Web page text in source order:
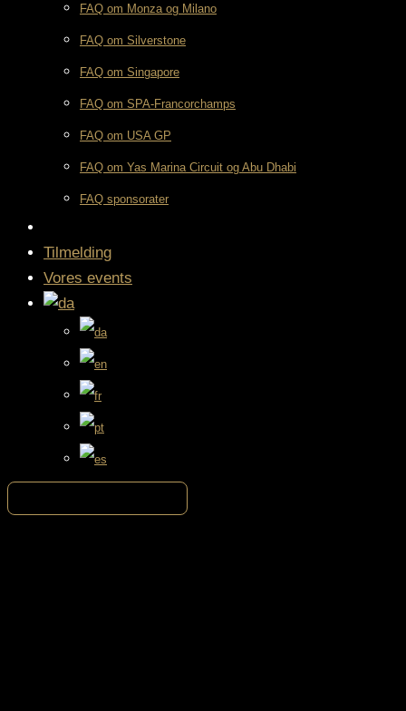
FAQ om Monza og Milano
FAQ om Silverstone
FAQ om Singapore
FAQ om SPA-Francorchamps
FAQ om USA GP
FAQ om Yas Marina Circuit og Abu Dhabi
FAQ sponsorater
Tilmelding
Vores events